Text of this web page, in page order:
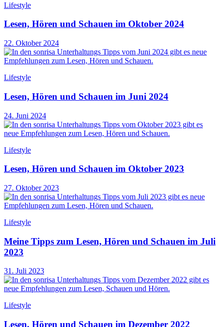
Lifestyle
Lesen, Hören und Schauen im Oktober 2024
22. Oktober 2024
Lifestyle
Lesen, Hören und Schauen im Juni 2024
24. Juni 2024
Lifestyle
Lesen, Hören und Schauen im Oktober 2023
27. Oktober 2023
Lifestyle
Meine Tipps zum Lesen, Hören und Schauen im Juli
2023
31. Juli 2023
Lifestyle
Lesen, Hören und Schauen im Dezember 2022